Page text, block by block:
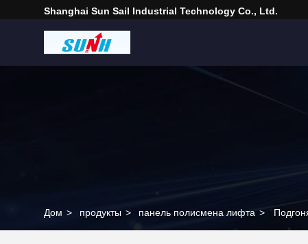
Shanghai Sun Sail Industrial Technology Co., Ltd.
Дом > продукты > панель полисмена лифта >